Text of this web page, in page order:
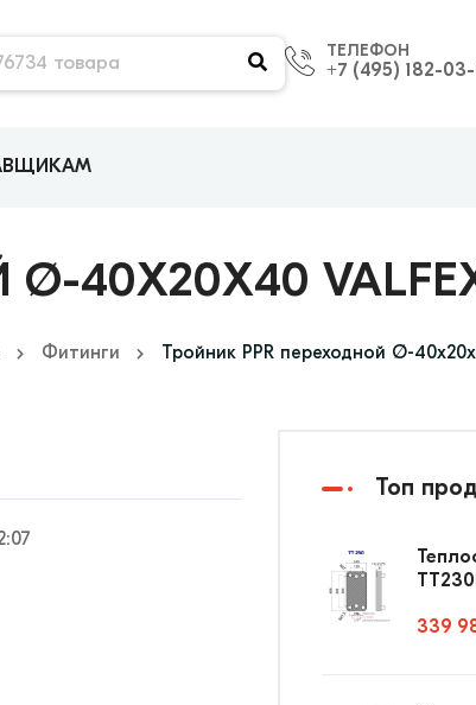
ТЕЛЕФОН
+7 (495) 182-
Фитинги Тройник PPR переходной Ø-
40Х20Х40
Топ
339